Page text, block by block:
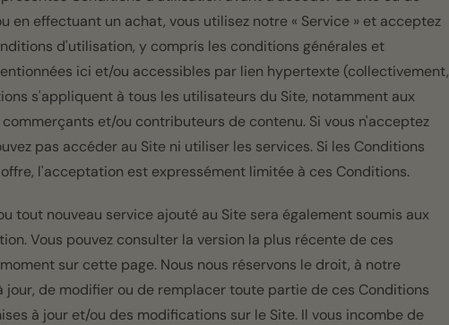
en effectuant un achat, vous utilisez notre « Service » et acceptez
d'utilisation, y compris les conditions générales et
ici et/ou accessibles par lien hypertexte (collectivement,
s'appliquent à tous les utilisateurs du Site, notamment aux
et/ou contributeurs de contenu. Si vous n'acceptez
pas accéder au Site ni utiliser les services. Si les Conditions
l'acceptation est expressément limitée à ces Conditions.
tout nouveau service ajouté au Site sera également soumis aux
Vous pouvez consulter la version la plus récente de ces
sur cette page. Nous nous réservons le droit, à notre
de modifier ou de remplacer toute partie de ces Conditions
à jour et/ou des modifications sur le Site. Il vous incombe de